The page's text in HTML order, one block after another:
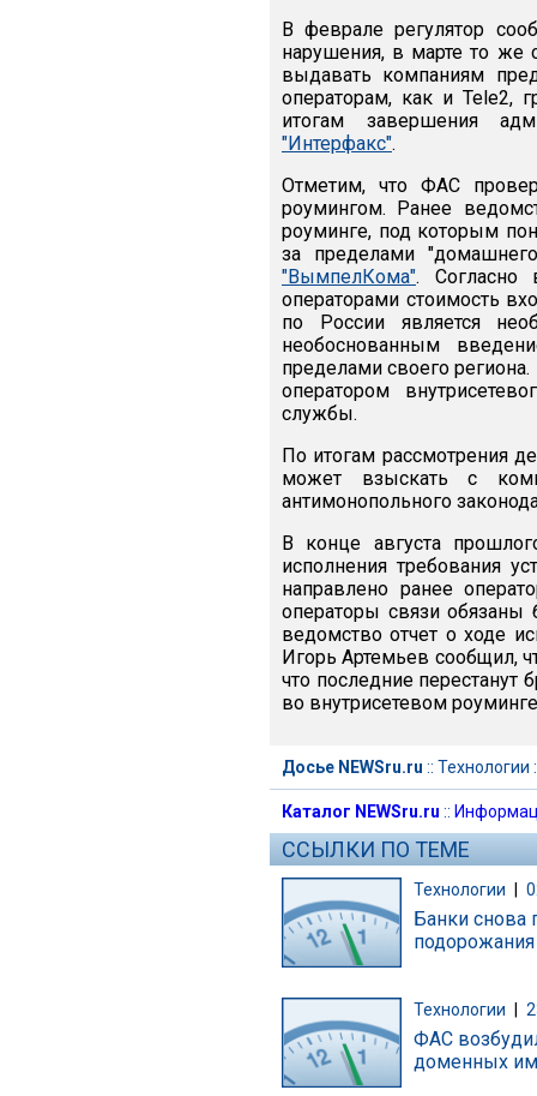
В феврале регулятор
нарушения, в марте то
выдавать компаниям
операторам, как и Tele2,
итогам завершения
"Интерфакс".
Отметим, что ФАС
роумингом. Ранее
роуминге, под которым
за пределами
"ВымпелКома". Согласно
операторами стоимость
по России является
необоснованным
пределами своего
оператором
службы.
По итогам рассмотрения
может взыскать с
антимонопольного
В конце августа
исполнения требования
направлено ранее
операторы связи обязаны
ведомство отчет о ходе
Игорь Артемьев сообщил,
что последние перестанут
во внутрисетевом
Досье NEWSru.ru :: Технологии
Каталог NEWSru.ru ::
ССЫЛКИ ПО ТЕМЕ
Технологии
Банки снова
Технологии
ФАС
доменных